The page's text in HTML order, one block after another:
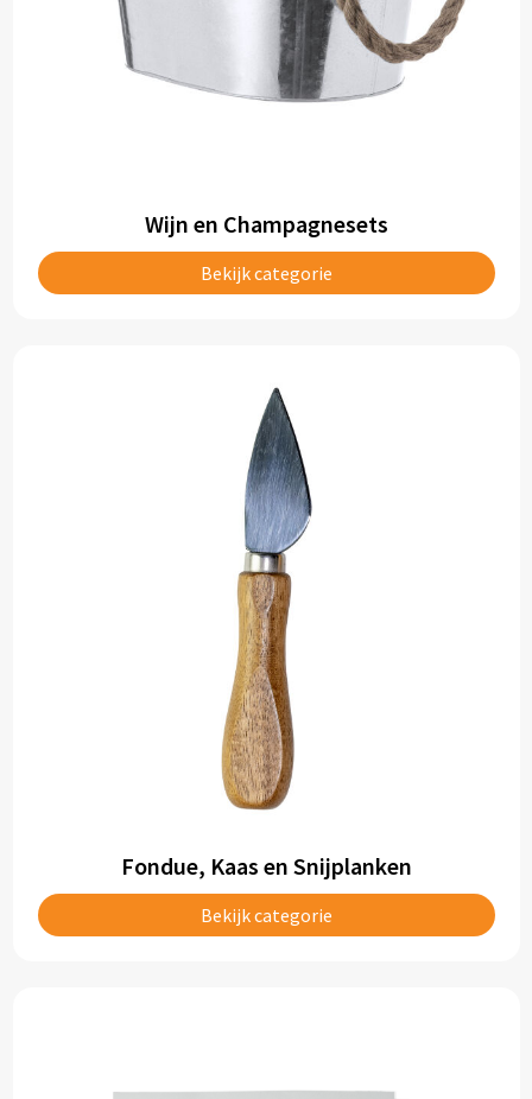
Wijn en Champagnesets
Bekijk categorie
Fondue, Kaas en Snijplanken
Bekijk categorie